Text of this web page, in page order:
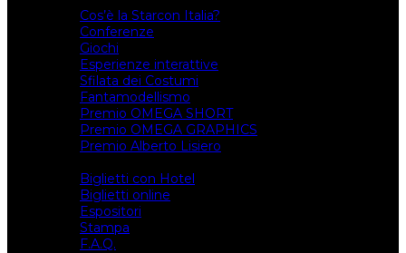
Cos’è la Starcon Italia?
Conferenze
Giochi
Esperienze interattive
Sfilata dei Costumi
Fantamodellismo
Premio OMEGA SHORT
Premio OMEGA GRAPHICS
Premio Alberto Lisiero
Biglietti con Hotel
Biglietti online
Espositori
Stampa
F.A.Q.